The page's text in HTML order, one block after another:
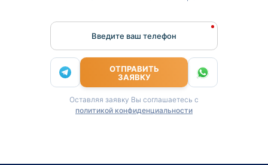
Введите ваш телефон
ОТПРАВИТЬ
ЗАЯВКУ
Оставляя заявку Вы соглашаетесь с
политикой конфиденциальности